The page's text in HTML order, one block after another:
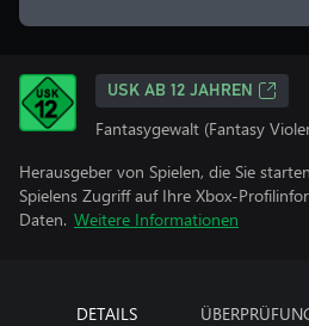
USK AB 12 JAHREN
Fantasygewalt (Fantasy
Herausgeber von Spielen, die Sie
Spielens Zugriff auf Ihre Xbox-
Daten. Weitere Informationen
DETAILS